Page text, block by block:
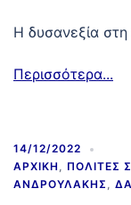
Η δυσανεξία
Περισσότερα...
14/12/2022
ΑΡΧΙΚΉ , ΠΟΛΊΤΕΣ
ΑΝΔΡΟΥΛΆΚΗΣ ,